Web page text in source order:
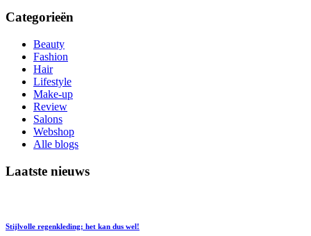
Categorieën
Beauty
Fashion
Hair
Lifestyle
Make-up
Review
Salons
Webshop
Alle blogs
Laatste nieuws
Stijlvolle regenkleding; het kan dus wel!